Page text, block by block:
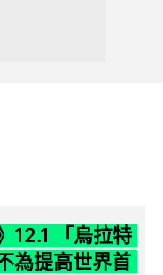
12.1 「烏拉特
為提高世界首